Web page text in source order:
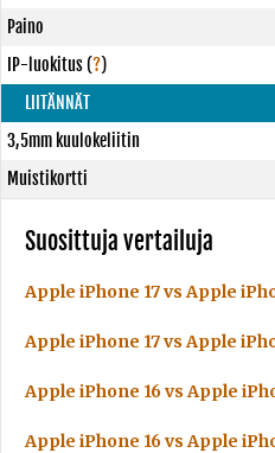
Paino
IP-luokitus(?)
LIITÄNNÄT
3,5mm kuulokeliitin
Muistikortti
Suosittuja vertailuja
Apple iPhone 17 vs Apple
Apple iPhone 17 vs Apple
Apple iPhone 16 vs Apple
Apple iPhone 16 vs Apple